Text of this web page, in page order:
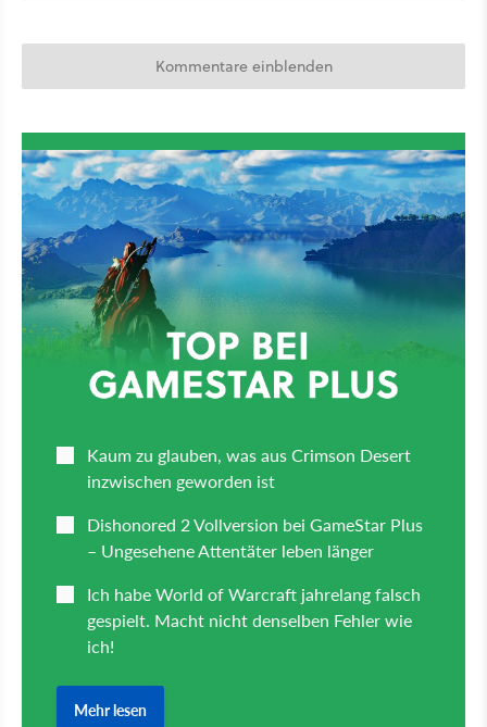
Kommentare einblenden